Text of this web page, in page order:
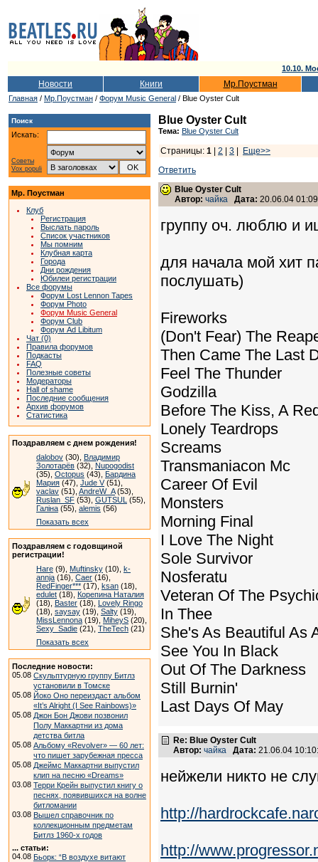
10.10.
Новости Книги Мр.Поустман
Главная / Мр.Поустман / Форум Music General / Blue Oyster Cult
Поиск
Искать:
Советы
Vox populi
Мр. Поустман
Клуб
Регистрация
Выслать пароль
Список участников
Мы помним
Клубная карта
Города
Дни рождения
Юбилеи регистрации
Все форумы
Форум Lost Lennon Tapes
Форум Photo
Форум Music General
Форум Club
Форум Ad Libitum
Чат (0)
Правила форумов
Подкасты
FAQ
Полезные советы
Модераторы
Hall of shame
Последние сообщения
Архив форумов
Статистика
Поздравляем с днем рождения!
dalobov (30), Владимир
Золотарёв (32), Nupogodist
(35), Octopus (43), Бардина
Мария (47), Jude V(51),
vaclav (51), AndreW_A(53),
Ruslan_SF (53), GUTSUL (55),
Галіна (55), alemis (56)
Показать всех
Поздравляем с годовщиной
регистрации!
Hare (9), Muftinsky (10), k-
annja (16), Caer (16),
RedFinger*** (17), ksan (18),
edulet (18), Корепина Наталия
(18), Baster (18), Lovely Ringo
(18), saysay (19), Salty (19),
MissLennona (19), MiheyS (20),
Sexy_Sadie (21), TheTech (21)
Показать всех
Последние новости:
05.08 Скульптурную группу Битлз
установили в Томске
05.08 Йоко Оно переиздаст альбом
«It’s Alright (I See Rainbows)»
05.08 Джон Бон Джови позвонил
Полу Маккартни из дома
детства битла
05.08 Альбому «Revolver» — 60 лет:
что пишет зарубежная пресса
05.08 Джеймс Маккартни выпустил
клип на песню «Dreams»
03.08 Терри Крейн выпустил книгу о
песнях, появившихся на волне
битломании
03.08 Вышел справочник по
коллекционным предметам
Битлз 1960-х годов
... статьи:
04.08 Бьорк: “В воздухе витают
Blue Oyster Cult
Тема: Blue Oyster Cult
Страницы: 1 2 3
Еще>>
Ответить
Blue Oyster Cult
Автор: чайка Дата: 20.06.04
группу оч. люблю и
для начала мой хит
послушать)
Fireworks
(Don't Fear) The
Then Came The Last
Feel The Thunder
Godzilla
Before The Kiss, A
Lonely Teardrops
Screams
Transmaniacon Mc
Career Of Evil
Monsters
Morning Final
I Love The Night
Sole Survivor
Nosferatu
Veteran Of The
In Thee
She's As Beautiful As
See You In Black
Out Of The Darkness
Still Burnin'
Last Days Of May
Re: Blue Oyster Cult
Автор: чайка Дата: 21.06.04
нейжели никто не
http://
http://